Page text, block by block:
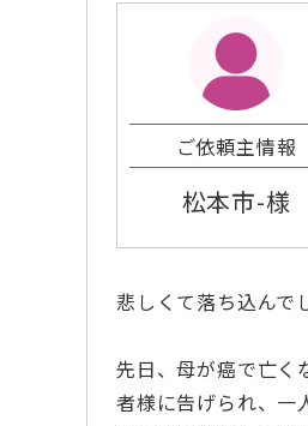
ご依頼主情報
松本市-様
悲しくて落ち込んで
先日、母が癌で亡く
者様に告げられ、一